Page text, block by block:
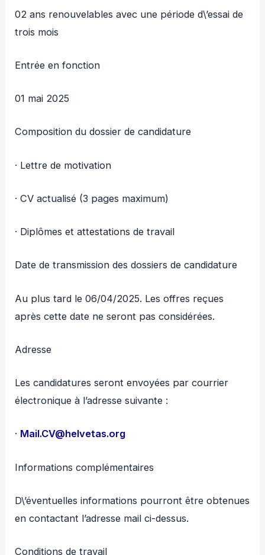
02 ans renouvelables avec une période d\’essai de
trois mois
Entrée en fonction
01 mai 2025
Composition du dossier de candidature
· Lettre de motivation
· CV actualisé (3 pages maximum)
· Diplômes et attestations de travail
Date de transmission des dossiers de candidature
Au plus tard le 06/04/2025. Les offres reçues
après cette date ne seront pas considérées.
Adresse
Les candidatures seront envoyées par courrier
électronique à l’adresse suivante :
· Mail.CV@helvetas.org
Informations complémentaires
D\’éventuelles informations pourront être obtenues
en contactant l’adresse mail ci-dessus.
Conditions de travail